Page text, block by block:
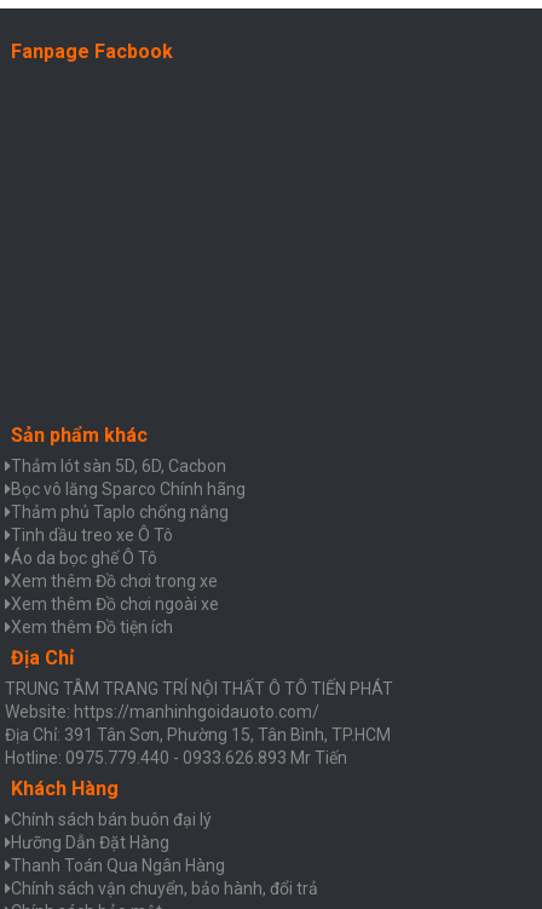
Fanpage Facbook
Sản phẩm khác
Thảm lót sàn 5D, 6D, Cacbon
Bọc vô lăng Sparco Chính hãng
Thảm phủ Taplo chống nắng
Tinh dầu treo xe Ô Tô
Áo da bọc ghế Ô Tô
Xem thêm Đồ chơi trong xe
Xem thêm Đồ chơi ngoài xe
Xem thêm Đồ tiện ích
Địa Chỉ
TRUNG TÂM TRANG TRÍ NỘI THẤT Ô TÔ TIẾN PHÁT
Website: https://manhinhgoidauoto.com/
Địa Chỉ: 391 Tân Sơn, Phường 15, Tân Bình, TP.HCM
Hotline: 0975.779.440 - 0933.626.893 Mr Tiến
Khách Hàng
Chính sách bán buôn đại lý
Hưỡng Dẫn Đặt Hàng
Thanh Toán Qua Ngân Hàng
Chính sách vận chuyển, bảo hành, đổi trả